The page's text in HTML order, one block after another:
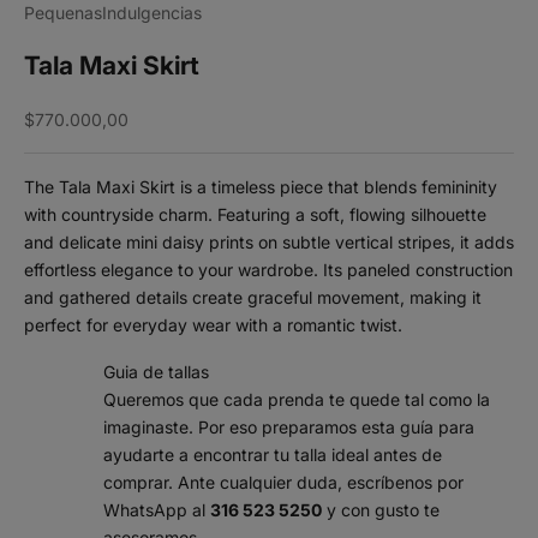
PequenasIndulgencias
Tala Maxi Skirt
Sale price
$770.000,00
The Tala Maxi Skirt is a timeless piece that blends femininity
with countryside charm. Featuring a soft, flowing silhouette
and delicate mini daisy prints on subtle vertical stripes, it adds
effortless elegance to your wardrobe. Its paneled construction
and gathered details create graceful movement, making it
perfect for everyday wear with a romantic twist.
Guia de tallas
Queremos que cada prenda te quede tal como la
imaginaste. Por eso preparamos esta guía para
ayudarte a encontrar tu talla ideal antes de
comprar. Ante cualquier duda, escríbenos por
WhatsApp al 316 523 5250 y con gusto te